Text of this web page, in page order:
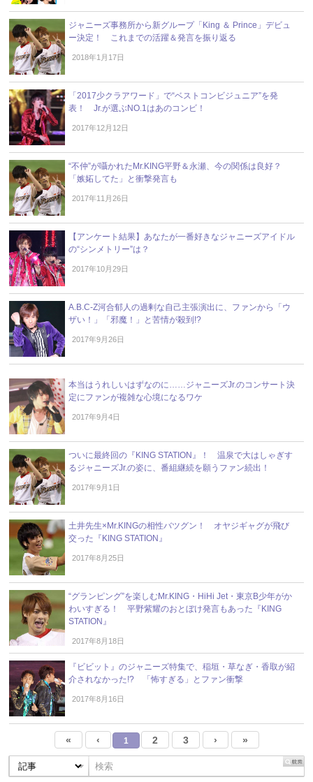
ジャニーズ事務所から新グループ「King ＆ Prince」デビュ
ー決定！ これまでの活躍＆発言を振り返る
2018年1月17日
「2017少クラアワード」で“ベストコンビジュニア”を発
表！ Jr.が選ぶNO.1はあのコンビ！
2017年12月12日
“不仲”が囁かれたMr.KING平野＆永瀬、今の関係は良好？
「嫉妬してた」と衝撃発言も
2017年11月26日
【アンケート結果】あなたが一番好きなジャニーズアイドル
の“シンメトリー”は？
2017年10月29日
A.B.C-Z河合郁人の過剰な自己主張演出に、ファンから「ウ
ザい！」「邪魔！」と苦情が殺到!?
2017年9月26日
本当はうれしいはずなのに……ジャニーズJr.のコンサート決
定にファンが複雑な心境になるワケ
2017年9月4日
ついに最終回の『KING STATION』！ 温泉で大はしゃぎす
るジャニーズJr.の姿に、番組継続を願うファン続出！
2017年9月1日
土井先生×Mr.KINGの相性バツグン！ オヤジギャグが飛び
交った『KING STATION』
2017年8月25日
“グランピング”を楽しむMr.KING・HiHi Jet・東京B少年がか
わいすぎる！ 平野紫耀のおとぼけ発言もあった『KING
STATION』
2017年8月18日
『ビビット』のジャニーズ特集で、稲垣・草なぎ・香取が紹
介されなかった!? 「怖すぎる」とファン衝撃
2017年8月16日
« ‹ 1 2 3 › »